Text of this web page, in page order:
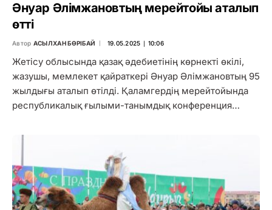
Әнуар Әлімжановтың мерейтойы аталып
өтті
Автор АСЫЛХАН БӨРІБАЙ 19.05.2025 ∣ 10:06
Жетісу облысында қазақ әдебиетінің көрнекті өкілі,
жазушы, мемлекет қайраткері Әнуар Әлімжановтың 95
жылдығы аталып өтілді. Қаламгердің мерейтойында
республикалық ғылыми-танымдық конференция…